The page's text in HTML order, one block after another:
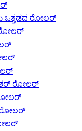
ಒತ್ತಡದ ರೋಲರ್
ರೋಲರ್
ರೋಲರ್
ರೋಲರ್